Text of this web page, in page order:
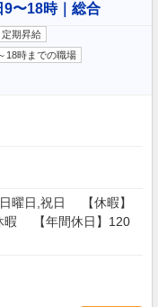
〜18時｜総合
定期昇給
18時までの職場
日曜日,祝日 【休暇】
暇 【年間休日】120